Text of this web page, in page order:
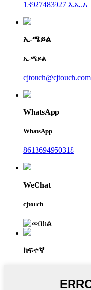
13927483927 እ.ኤ.አ
ኢ-ሜይል
ኢ-ሜይል
cjtouch@cjtouch.com
WhatsApp
WhatsApp
8613694950318
WeChat
cjtouch
ከፍተኛ